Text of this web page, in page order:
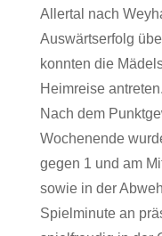
Allertal nach
Auswärtserfolg
konnten die
Heimreise antreten.
Nach dem
Wochenende
gegen 1 und am
sowie in der
Spielminute an
Termine
Intern